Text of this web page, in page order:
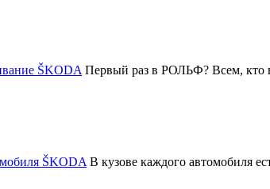
ŠKODA Первый раз в РОЛЬФ? Всем, кто
ŠKODA В кузове каждого автомобиля